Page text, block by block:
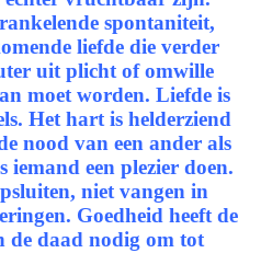
spontaniteit,
liefde die verder
uit plicht of omwille
moet worden. Liefde is
Het hart is helderziend
nood van een ander als
iemand een plezier doen.
niet vangen in
Goedheid heeft de
de daad nodig om tot